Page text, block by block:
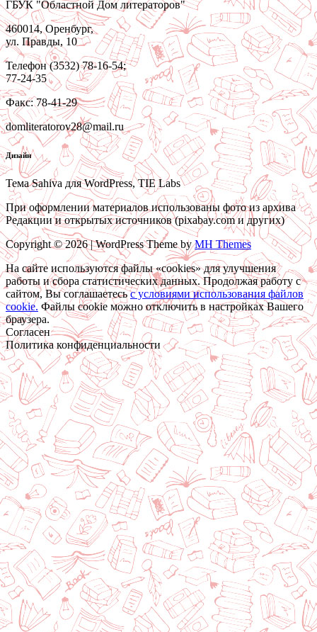
ГБУК "Областной Дом литераторов"
460014, Оренбург,
ул. Правды, 10
Телефон (3532) 78-16-54;
77-24-35
Факс: 78-41-29
domliteratorov28@mail.ru
Дизайн
Тема Sahiva для WordPress, TIE Labs
При оформлении материалов использованы фото из архива
Редакции и открытых источников (pixabay.com и других)
Copyright © 2026 | WordPress Theme byMH Themes
На сайте используются файлы «cookies» для улучшения
работы и сбора статистических данных. Продолжая работу с
сайтом, Вы соглашаетесьc условиями использования файлов
cookie. Файлы cookie можно отключить в настройках Вашего
браузера.
Согласен
Политика конфиденциальности